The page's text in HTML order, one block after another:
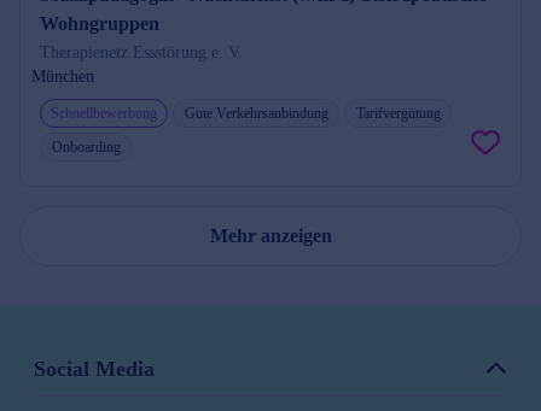
Wohngruppen
Therapienetz Essstörung e. V.
München
Schnellbewerbung Gute Verkehrsanbindung
Tarifvergütung
Onboarding
Mehr anzeigen
Social Media